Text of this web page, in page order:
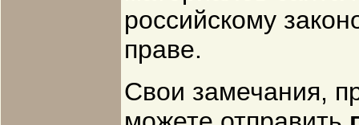
российскому
праве.
Свои замечания,